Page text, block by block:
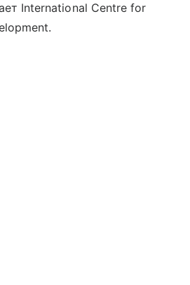
International Centre for